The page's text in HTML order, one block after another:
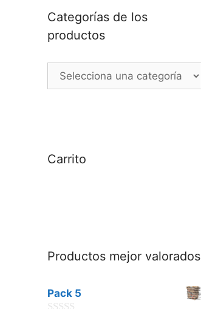
Categorías de los
productos
Carrito
Productos mejor valorados
Pack 5